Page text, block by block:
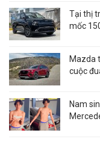
Tại thị
mốc
Mazda
cuộc
Nam